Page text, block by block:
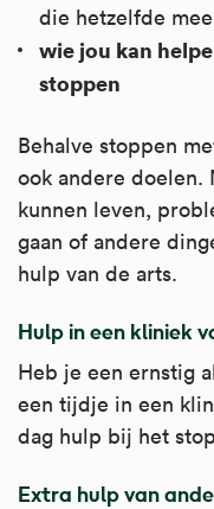
die hetzelfde
wie jou kan
stoppen
Behalve stoppen
ook andere
kunnen leven,
gaan of andere
hulp van de arts.
Hulp in een kliniek
Heb je een ernstig
een tijdje in een
dag hulp bij het
Extra hulp van